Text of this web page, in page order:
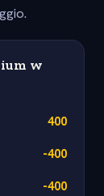
w
400
-400
-400